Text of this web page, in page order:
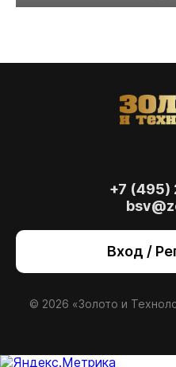
+7 (495)
Вход /
© 2026 «Золото и
также для анализа
сайт, вы даете